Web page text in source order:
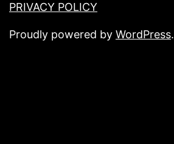
PRIVACY POLICY
Proudly powered by WordPress.